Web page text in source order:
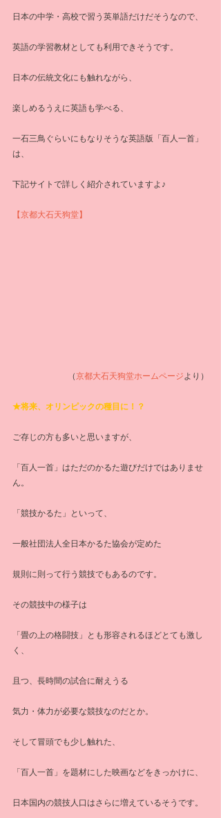
日本の中学・高校で習う英単語だけだそうなので、
英語の学習教材としても利用できそうです。
日本の伝統文化にも触れながら、
楽しめるうえに英語も学べる、
一石三鳥ぐらいにもなりそうな英語版「百人一首」
は、
下記サイトで詳しく紹介されていますよ♪
【京都大石天狗堂】
（京都大石天狗堂ホームページより）
★将来、オリンピックの種目に！？
ご存じの方も多いと思いますが、
「百人一首」はただのかるた遊びだけではありませ
ん。
「競技かるた」といって、
一般社団法人全日本かるた協会が定めた
規則に則って行う競技でもあるのです。
その競技中の様子は
「畳の上の格闘技」とも形容されるほどとても激し
く、
且つ、長時間の試合に耐えうる
気力・体力が必要な競技なのだとか。
そして冒頭でも少し触れた、
「百人一首」を題材にした映画などをきっかけに、
日本国内の競技人口はさらに増えているそうです。